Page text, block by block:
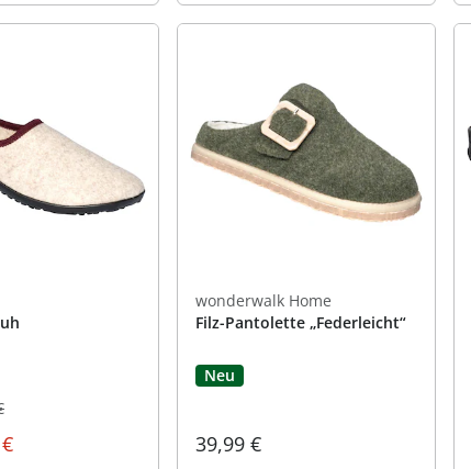
wonderwalk Home
Filz-Pantolette „Federleicht“
Neu
39,99 €